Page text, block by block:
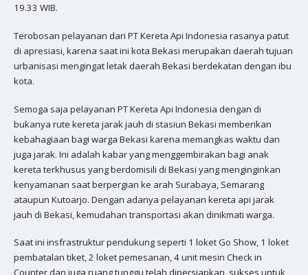
19.33 WIB.
Terobosan pelayanan dari PT Kereta Api Indonesia rasanya patut
di apresiasi, karena saat ini kota Bekasi merupakan daerah tujuan
urbanisasi mengingat letak daerah Bekasi berdekatan dengan ibu
kota.
Semoga saja pelayanan PT Kereta Api Indonesia dengan di
bukanya rute kereta jarak jauh di stasiun Bekasi memberikan
kebahagiaan bagi warga Bekasi karena memangkas waktu dan
juga jarak. Ini adalah kabar yang menggembirakan bagi anak
kereta terkhusus yang berdomisili di Bekasi yang menginginkan
kenyamanan saat berpergian ke arah Surabaya, Semarang
ataupun Kutoarjo. Dengan adanya pelayanan kereta api jarak
jauh di Bekasi, kemudahan transportasi akan dinikmati warga.
Saat ini insfrastruktur pendukung seperti 1 loket Go Show, 1 loket
pembatalan tiket, 2 loket pemesanan, 4 unit mesin Check in